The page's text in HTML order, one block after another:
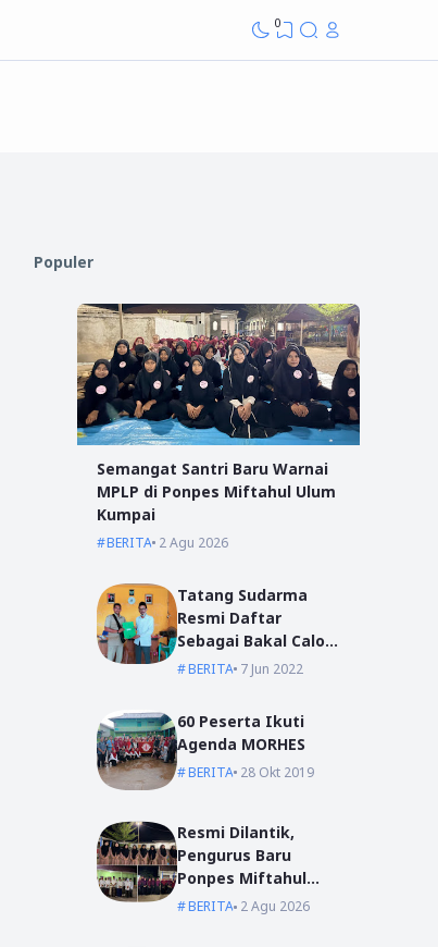
0
Populer
Semangat Santri Baru Warnai
MPLP di Ponpes Miftahul Ulum
Kumpai
BERITA 2 Agu 2026
Tatang Sudarma
Resmi Daftar
Sebagai Bakal Calon
Kepala Desa Mas
BERITA 7 Jun 2022
60 Peserta Ikuti
Agenda MORHES
BERITA 28 Okt 2019
Resmi Dilantik,
Pengurus Baru
Ponpes Miftahul
Ulum Siap Emban
BERITA 2 Agu 2026